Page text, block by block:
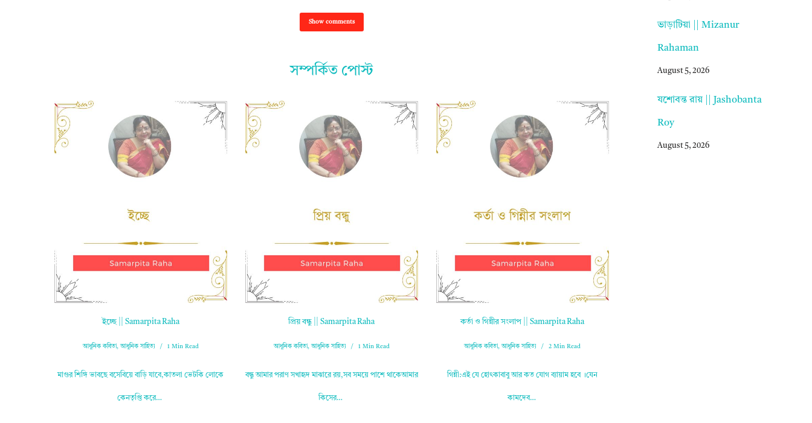
Show comments
সম্পর্কিত পোস্ট
ইচ্ছে || Samarpita Raha
আধুনিক কবিতা,আধুনিক সাহিত্য 1 Min Read
মাগুর শিঙ্গি ভাবছে বসেবিয়ে বাড়ি যাবে,কাতলা ভেটকি লোকে
কেনতৃপ্তি করে…
প্রিয় বন্ধু || Samarpita Raha
আধুনিক কবিতা,আধুনিক সাহিত্য 1 Min Read
বন্ধু আমার পরাণ সখাহৃদ মাঝারে রয়,সব সময়ে পাশে থাকেআমার
কিসের…
কর্তা ও গিন্নীর সংলাপ || Samarpita Raha
আধুনিক কবিতা,আধুনিক সাহিত্য 2 Min Read
গিন্নী:এই যে হোৎকাবাবু আর কত যোগ ব্যায়াম হবে ।যেন
কামদেব…
ভাড়াটিয়া || Mizanur
Rahaman
August 5, 2026
যশোবন্ত রায় || Jashobanta
Roy
August 5, 2026